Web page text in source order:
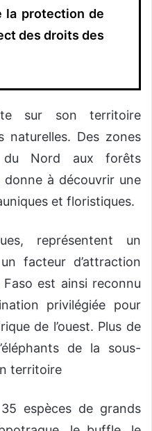
la protection de
des droits des
sur son territoire
naturelles. Des zones
du Nord aux forêts
donne à découvrir une
et floristiques.
représentent un
facteur d’attraction
est ainsi reconnu
privilégiée pour
de l’ouest. Plus de
de la sous-
territoire
espèces de grands